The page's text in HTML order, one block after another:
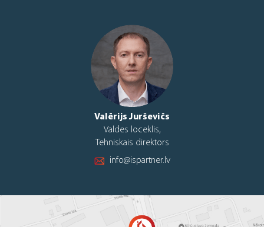
Valērijs Jurševičs
Valdes loceklis,
Tehniskais direktors
info@ispartner.lv